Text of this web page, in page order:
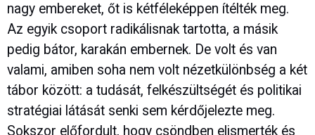
nagy embereket, őt is kétféleképpen ítélték meg.
Az egyik csoport radikálisnak tartotta, a másik
pedig bátor, karakán embernek. De volt és van
valami, amiben soha nem volt nézetkülönbség a két
tábor között: a tudását, felkészültségét és politikai
stratégiai látását senki sem kérdőjelezte meg.
Sokszor előfordult, hogy csöndben elismerték és